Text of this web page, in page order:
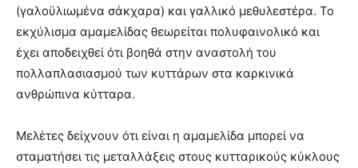
(γαλοϋλιωμένα σάκχαρα) και γαλλικό μεθυλεστέρα. Το
εκχύλισμα αμαμελίδας θεωρείται πολυφαινολικό και
έχει αποδειχθεί ότι βοηθά στην αναστολή του
πολλαπλασιασμού των κυττάρων στα καρκινικά
ανθρώπινα κύτταρα.
Μελέτες δείχνουν ότι είναι η αμαμελίδα μπορεί να
σταματήσει τις μεταλλάξεις στους κυτταρικούς κύκλους